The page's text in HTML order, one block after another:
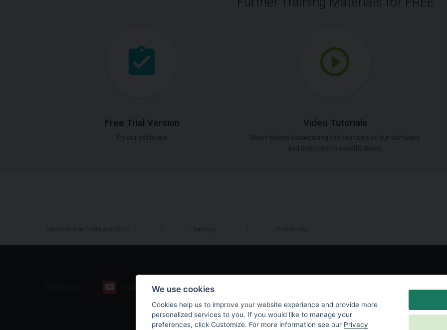
Free Trial Version Video Tutorials
Facebook
We use cookies
Cookies help us to improve your website experience and provide more
personalized services to you. If you would like to manage your
preferences, click Customize. For more information see our Privacy